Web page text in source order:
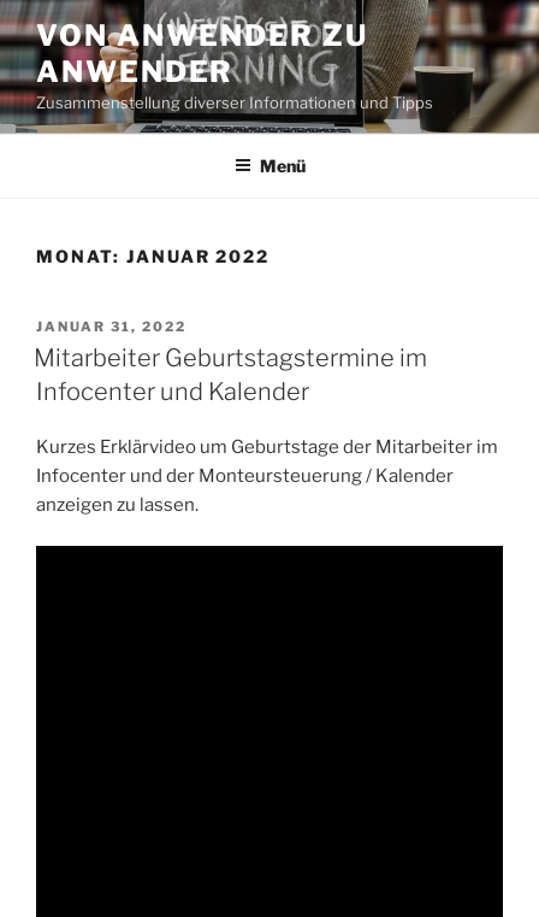
Zum
Inhalt
springen
VON ANWENDER ZU
ANWENDER
Zusammenstellung diverser Informationen und Tipps
Menü
MONAT: JANUAR 2022
VERÖFFENTLICHT
AM
JANUAR 31, 2022
Mitarbeiter Geburtstagstermine im
Infocenter und Kalender
Kurzes Erklärvideo um Geburtstage der Mitarbeiter im
Infocenter und der Monteursteuerung / Kalender
anzeigen zu lassen.